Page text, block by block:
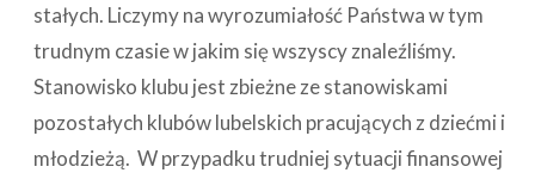
stałych. Liczymy na wyrozumiałość Państwa w tym
trudnym czasie w jakim się wszyscy znaleźliśmy.
Stanowisko klubu jest zbieżne ze stanowiskami
pozostałych klubów lubelskich pracujących z dziećmi i
młodzieżą. W przypadku trudniej sytuacji finansowej